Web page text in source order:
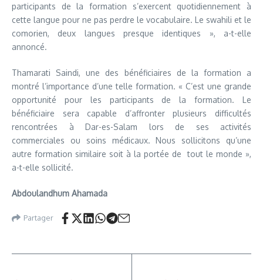
participants de la formation s’exercent quotidiennement à
cette langue pour ne pas perdre le vocabulaire. Le swahili et le
comorien, deux langues presque identiques », a-t-elle
annoncé.
Thamarati Saindi, une des bénéficiaires de la formation a
montré l’importance d’une telle formation. « C’est une grande
opportunité pour les participants de la formation. Le
bénéficiaire sera capable d’affronter plusieurs difficultés
rencontrées à Dar-es-Salam lors de ses activités
commerciales ou soins médicaux. Nous sollicitons qu’une
autre formation similaire soit à la portée de tout le monde »,
a-t-elle sollicité.
Abdoulandhum Ahamada
Partager